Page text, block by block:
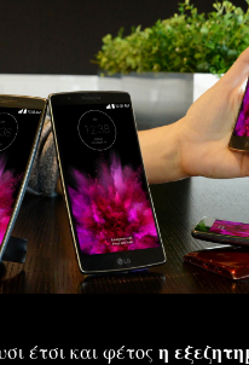
έτσι και φέτος η